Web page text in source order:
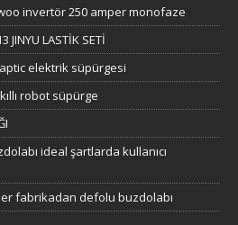
invertör 250 amper monofaze
JINYU LASTİK SETİ
elektrik süpürgesi
robot süpürge
ideal şartlarda kullanıcı
fabrikadan defolu buzdolabı